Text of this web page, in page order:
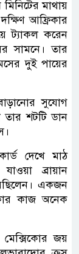
মাথায়
আফ্রিকার
ট্যাকল করেন
সামনে। তার
দুই পায়ের
সুযোগ
তার শটটি ডান
দেখে মাঠ
ব্রায়ান
একজন
কাজ অনেক
জয়